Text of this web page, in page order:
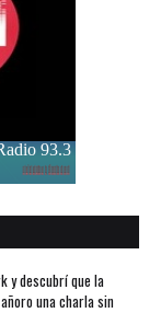
y descubrí que la
una charla sin